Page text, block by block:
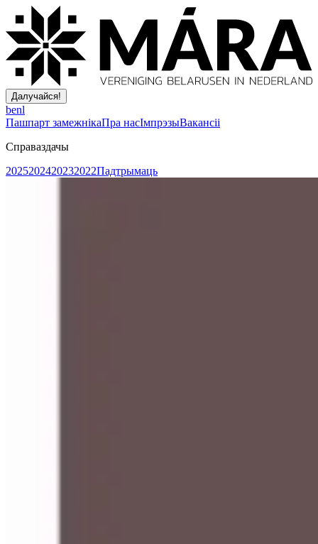
Далучайся!
benl
Пашпарт замежнікаПра насІмпрэзыВакансіі
Справаздачы
2025202420232022Падтрымаць